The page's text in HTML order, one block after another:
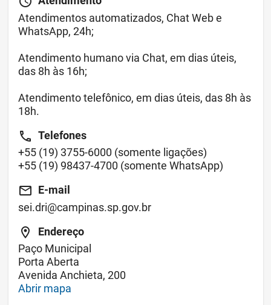
Atendimentos automatizados, Chat Web e
WhatsApp, 24h;
Atendimento humano via Chat, em dias úteis,
das 8h às 16h;
Atendimento telefônico, em dias úteis, das 8h às
18h.
call Telefones
+55 (19) 3755-6000 (somente ligações)
+55 (19) 98437-4700 (somente WhatsApp)
email E-mail
sei.dri@campinas.sp.gov.br
location_on
Endereço
Paço Municipal
Porta Aberta
Avenida Anchieta, 200
Abrir mapa